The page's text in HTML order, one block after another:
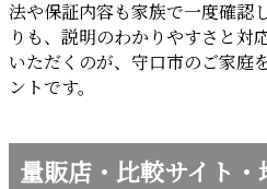
法や保証内容も家族で一度確認
りも、説明のわかりやすさと対
いただくのが、守口市のご家庭
ントです。
量販店・比較サイト